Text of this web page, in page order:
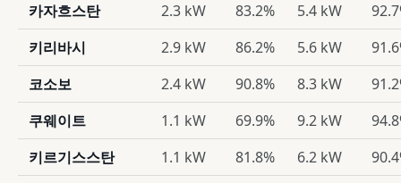
카자흐스탄
2.3 kW 83.2% 5.4 kW
키리바시
2.9 kW 86.2% 5.6 kW
코소보
2.4 kW 90.8% 8.3 kW
쿠웨이트
1.1 kW 69.9% 9.2 kW
키르기스스탄
1.1 kW 81.8% 6.2 kW